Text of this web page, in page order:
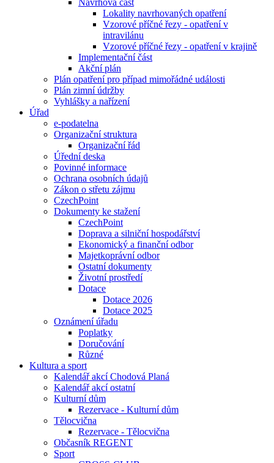
Návrhová část
Lokality navrhovaných opatření
Vzorové příčné řezy - opatření v
intravilánu
Vzorové příčné řezy - opatření v krajině
Implementační část
Akční plán
Plán opatření pro případ mimořádné události
Plán zimní údržby
Vyhlášky a nařízení
Úřad
e-podatelna
Organizační struktura
Organizační řád
Úřední deska
Povinné informace
Ochrana osobních údajů
Zákon o střetu zájmu
CzechPoint
Dokumenty ke stažení
CzechPoint
Doprava a silniční hospodářství
Ekonomický a finanční odbor
Majetkoprávní odbor
Ostatní dokumenty
Životní prostředí
Dotace
Dotace 2026
Dotace 2025
Oznámení úřadu
Poplatky
Doručování
Různé
Kultura a sport
Kalendář akcí Chodová Planá
Kalendář akcí ostatní
Kulturní dům
Rezervace - Kulturní dům
Tělocvična
Rezervace - Tělocvična
Občasník REGENT
Sport